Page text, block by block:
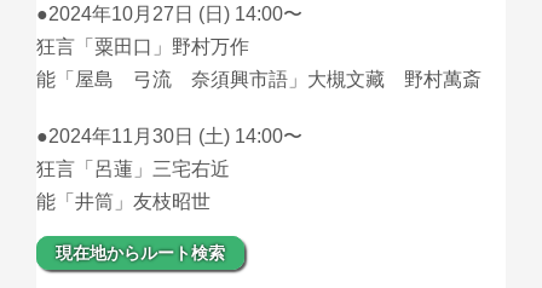
●2024年10月27日 (日) 14:00〜
狂言「粟田口」野村万作
能「屋島 弓流 奈須興市語」大槻文藏 野村萬斎
●2024年11月30日 (土) 14:00〜
狂言「呂蓮」三宅右近
能「井筒」友枝昭世
現在地からルート検索